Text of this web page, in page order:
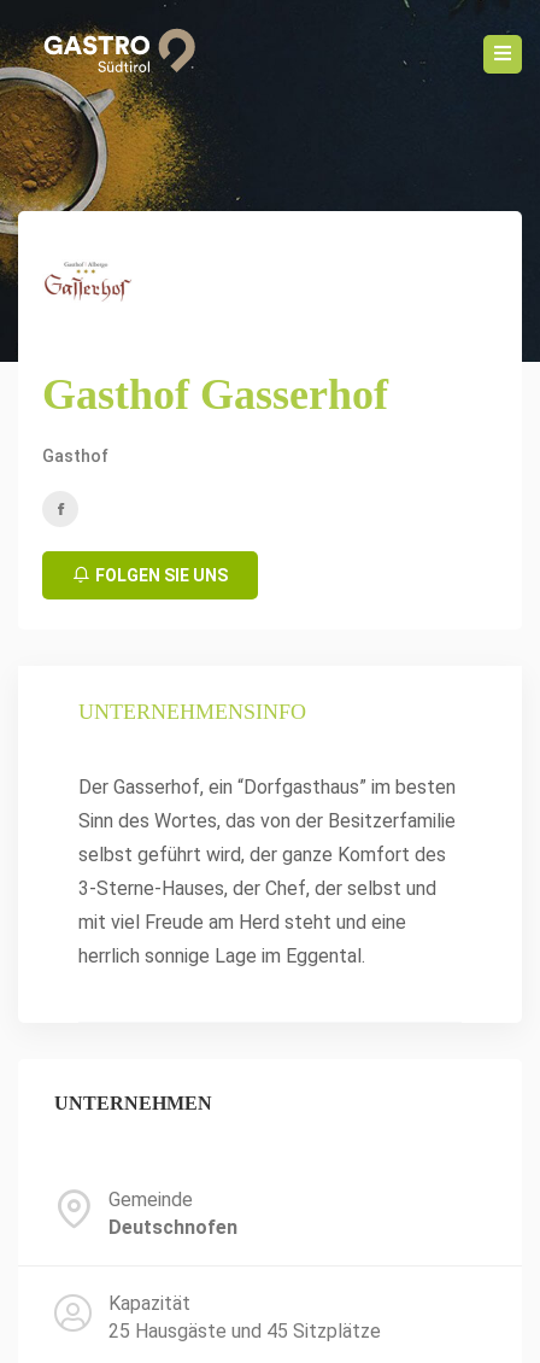
Gasthof Gasserhof
Gasthof
FOLGEN SIE UNS
UNTERNEHMENSINFO
Der Gasserhof, ein “Dorfgasthaus” im besten
Sinn des Wortes, das von der Besitzerfamilie
selbst geführt wird, der ganze Komfort des
3-Sterne-Hauses, der Chef, der selbst und
mit viel Freude am Herd steht und eine
herrlich sonnige Lage im Eggental.
UNTERNEHMEN
Gemeinde
Deutschnofen
Kapazität
25 Hausgäste und 45 Sitzplätze